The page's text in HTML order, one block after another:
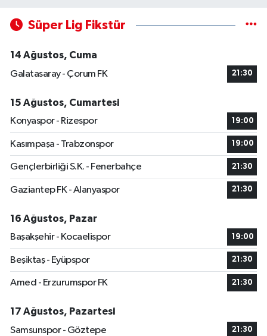
Süper Lig Fikstür
14 Ağustos, Cuma
Galatasaray - Çorum FK
21:30
15 Ağustos, Cumartesi
Konyaspor - Rizespor
19:00
Kasımpaşa - Trabzonspor 19:00
Gençlerbirliği S.K. - Fenerbahçe 21:30
Gaziantep FK - Alanyaspor 21:30
16 Ağustos, Pazar
Başakşehir - Kocaelispor
19:00
Beşiktaş - Eyüpspor 21:30
Amed - Erzurumspor FK 21:30
17 Ağustos, Pazartesi
Samsunspor - Göztepe
21:30